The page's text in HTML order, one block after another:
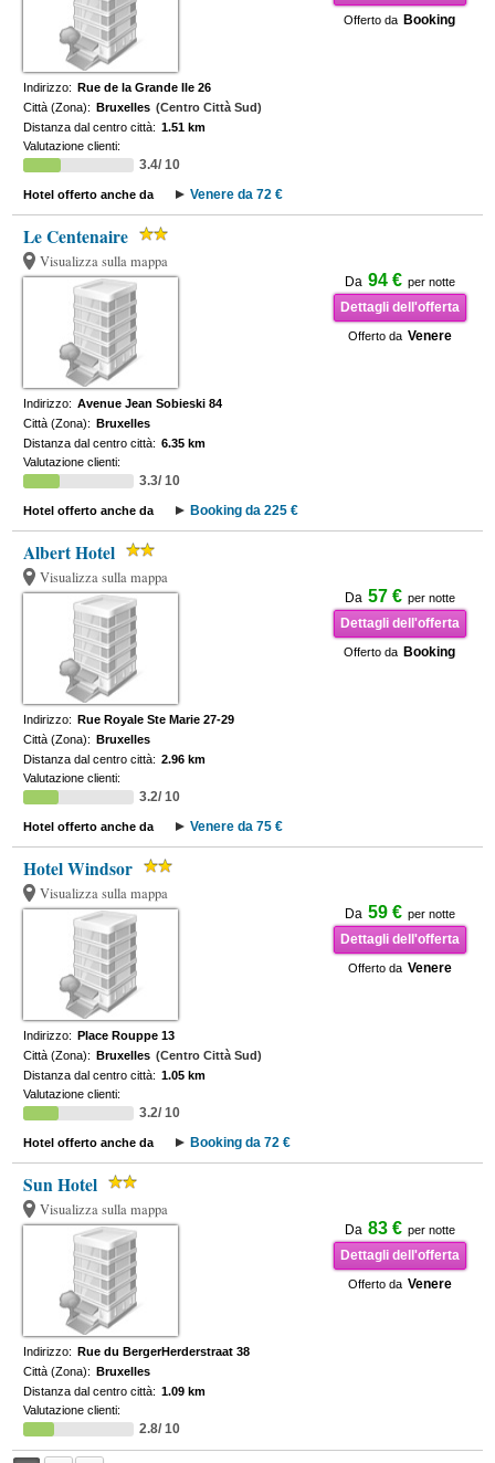
Offerto da Booking
Indirizzo: Rue de la Grande Ile 26
Città (Zona): Bruxelles (Centro Città Sud)
Distanza dal centro città: 1.51 km
Valutazione clienti:
3.4/ 10
Hotel offerto anche da Venere da 72 €
Le Centenaire
Visualizza sulla mappa
Da 94 € per notte
Dettagli dell'offerta
Offerto da Venere
Indirizzo: Avenue Jean Sobieski 84
Città (Zona): Bruxelles
Distanza dal centro città: 6.35 km
Valutazione clienti:
3.3/ 10
Hotel offerto anche da Booking da 225 €
Albert Hotel
Visualizza sulla mappa
Da 57 € per notte
Dettagli dell'offerta
Offerto da Booking
Indirizzo: Rue Royale Ste Marie 27-29
Città (Zona): Bruxelles
Distanza dal centro città: 2.96 km
Valutazione clienti:
3.2/ 10
Hotel offerto anche da Venere da 75 €
Hotel Windsor
Visualizza sulla mappa
Da 59 € per notte
Dettagli dell'offerta
Offerto da Venere
Indirizzo: Place Rouppe 13
Città (Zona): Bruxelles (Centro Città Sud)
Distanza dal centro città: 1.05 km
Valutazione clienti:
3.2/ 10
Hotel offerto anche da Booking da 72 €
Sun Hotel
Visualizza sulla mappa
Da 83 € per notte
Dettagli dell'offerta
Offerto da Venere
Indirizzo: Rue du BergerHerderstraat 38
Città (Zona): Bruxelles
Distanza dal centro città: 1.09 km
Valutazione clienti:
2.8/ 10